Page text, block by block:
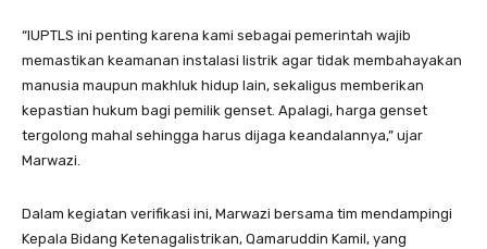
“IUPTLS ini penting karena kami sebagai pemerintah wajib
memastikan keamanan instalasi listrik agar tidak membahayakan
manusia maupun makhluk hidup lain, sekaligus memberikan
kepastian hukum bagi pemilik genset. Apalagi, harga genset
tergolong mahal sehingga harus dijaga keandalannya,” ujar
Marwazi.
Dalam kegiatan verifikasi ini, Marwazi bersama tim mendampingi
Kepala Bidang Ketenagalistrikan, Qamaruddin Kamil, yang